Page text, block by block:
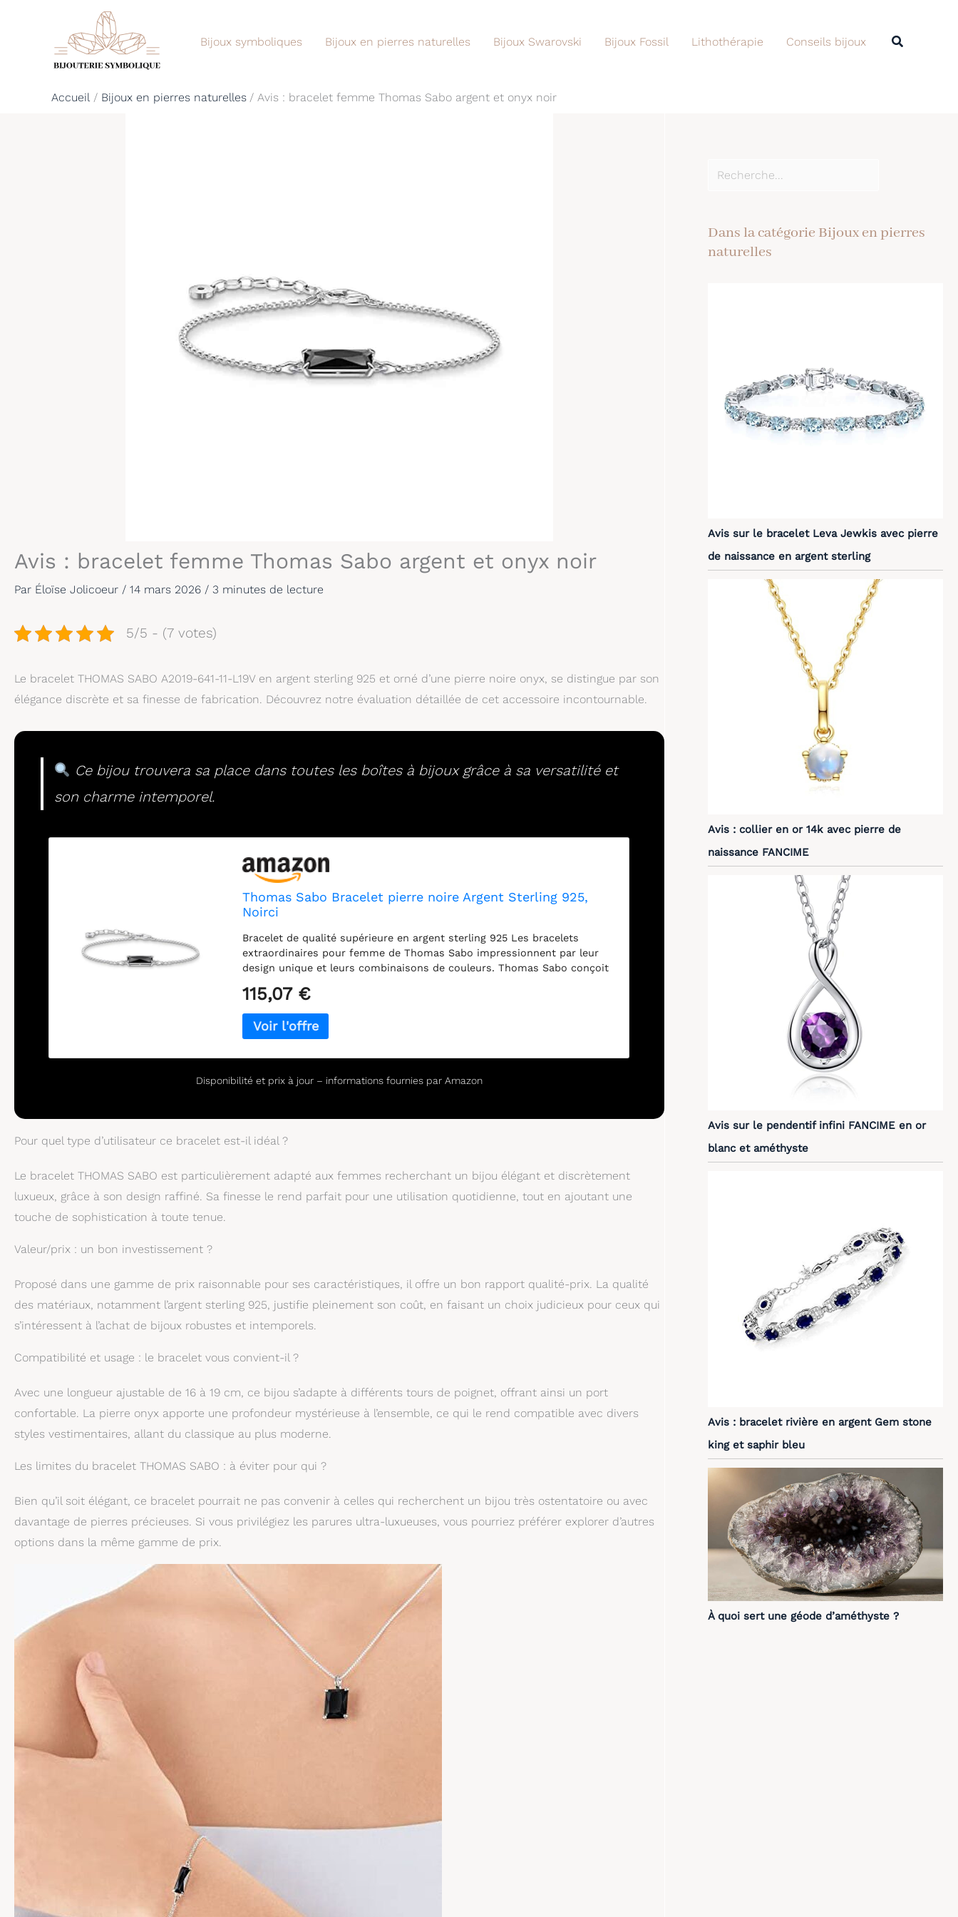
Bijoux symboliques Bijoux en pierres naturelles Bijoux Swarovski Bijoux Fossil Lithothérapie Conseils bijoux
Accueil Bijoux en pierres naturelles Avis : bracelet femme Thomas Sabo argent et onyx noir
Avis : bracelet femme Thomas Sabo argent et onyx noir
Par Éloïse Jolicoeur / 14 mars 2026 / 3 minutes de lecture
5/5 - (7 votes)
Le bracelet THOMAS SABO A2019-641-11-L19V en argent sterling 925 et orné d’une pierre noire onyx, se distingue par son
élégance discrète et sa finesse de fabrication. Découvrez notre évaluation détaillée de cet accessoire incontournable.
Ce bijou trouvera sa place dans toutes les boîtes à bijoux grâce à sa versatilité et
son charme intemporel.
Thomas Sabo Bracelet pierre noire Argent Sterling 925,
Noirci
Bracelet de qualité supérieure en argent sterling 925 Les bracelets
extraordinaires pour femme de Thomas Sabo impressionnent par leur
design unique et leurs combinaisons de couleurs. Thomas Sabo conçoit
hommes dans le domaine des bijoux et des montres. Les bracelets en
argent, or et or rose offrent de nombreuses possibilités de combinaison,
entre autres avec des bracelets rigides, des bracelets à breloques, des
bracelets d'amitié et des bracelets de perles. Cadeau unique et individuel
pour un anniversaire, Noël, la Saint-Valentin, pour les mères, épouses,
115,07 €
Disponibilité et prix à jour – informations fournies par Amazon
Pour quel type d’utilisateur ce bracelet est-il idéal ?
Le bracelet THOMAS SABO est particulièrement adapté aux femmes recherchant un bijou élégant et discrètement
luxueux, grâce à son design raffiné. Sa finesse le rend parfait pour une utilisation quotidienne, tout en ajoutant une
touche de sophistication à toute tenue.
Valeur/prix : un bon investissement ?
Proposé dans une gamme de prix raisonnable pour ses caractéristiques, il offre un bon rapport qualité-prix. La qualité
des matériaux, notamment l’argent sterling 925, justifie pleinement son coût, en faisant un choix judicieux pour ceux qui
s’intéressent à l’achat de bijoux robustes et intemporels.
Compatibilité et usage : le bracelet vous convient-il ?
Avec une longueur ajustable de 16 à 19 cm, ce bijou s’adapte à différents tours de poignet, offrant ainsi un port
confortable. La pierre onyx apporte une profondeur mystérieuse à l’ensemble, ce qui le rend compatible avec divers
styles vestimentaires, allant du classique au plus moderne.
Les limites du bracelet THOMAS SABO : à éviter pour qui ?
Bien qu’il soit élégant, ce bracelet pourrait ne pas convenir à celles qui recherchent un bijou très ostentatoire ou avec
davantage de pierres précieuses. Si vous privilégiez les parures ultra-luxueuses, vous pourriez préférer explorer d’autres
options dans la même gamme de prix.
Dans la catégorie Bijoux en pierres
naturelles
Avis sur le bracelet Leva Jewkis avec pierre
de naissance en argent sterling
Avis : collier en or 14k avec pierre de
naissance FANCIME
Avis sur le pendentif infini FANCIME en or
blanc et améthyste
Avis : bracelet rivière en argent Gem stone
king et saphir bleu
À quoi sert une géode d’améthyste ?